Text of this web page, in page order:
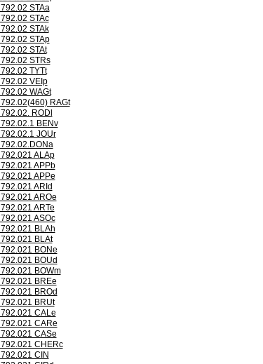
792.02 STAa
792.02 STAc
792.02 STAk
792.02 STAp
792.02 STAt
792.02 STRs
792.02 TYTt
792.02 VEIp
792.02 WAGt
792.02(460) RAGt
792.02. RODl
792.02.1 BENv
792.02.1 JOUr
792.02.DONa
792.021 ALAp
792.021 APPb
792.021 APPe
792.021 ARId
792.021 AROe
792.021 ARTe
792.021 ASOc
792.021 BLAh
792.021 BLAt
792.021 BONe
792.021 BOUd
792.021 BOWm
792.021 BREe
792.021 BROd
792.021 BRUt
792.021 CALe
792.021 CARe
792.021 CASe
792.021 CHERc
792.021 CIN